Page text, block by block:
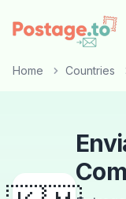
Skip to main
Home Countries